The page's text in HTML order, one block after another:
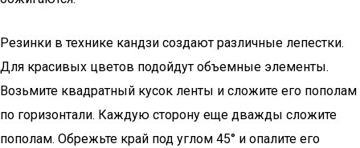
Резинки в технике кандзи создают различные лепестки.
Для красивых цветов подойдут объемные элементы.
Возьмите квадратный кусок ленты и сложите его пополам
по горизонтали. Каждую сторону еще дважды сложите
пополам. Обрежьте край под углом 45° и опалите его